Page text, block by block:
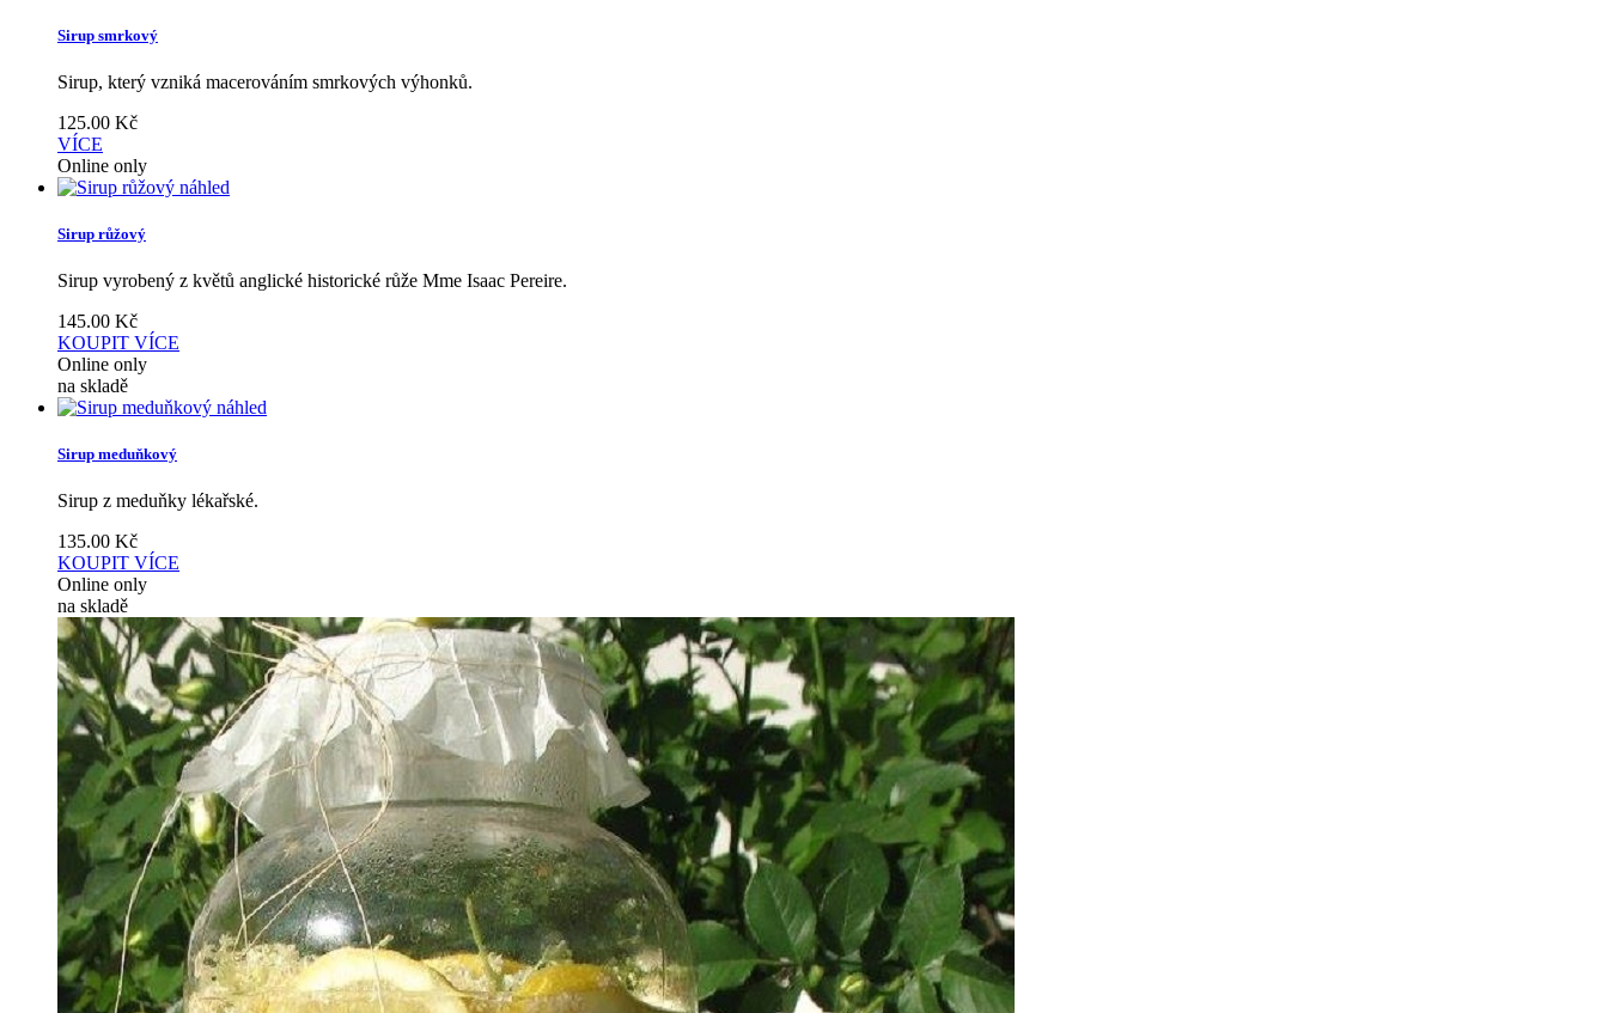
Sirup smrkový
Sirup, který vzniká macerováním smrkových výhonků.
125.00 Kč
VÍCE
Online only
náhled
Sirup růžový
Sirup vyrobený z květů anglické historické růže Mme Isaac Pereire.
145.00 Kč
KOUPIT VÍCE
Online only
na skladě
náhled
Sirup meduňkový
Sirup z meduňky lékařské.
135.00 Kč
KOUPIT VÍCE
Online only
na skladě